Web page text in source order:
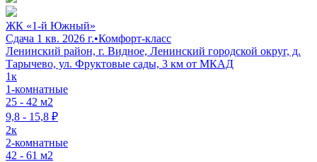
ЖК «1-й Южный»
Сдача 1 кв. 2026 г.•Комфорт-класс
Ленинский район, г. Видное, Ленинский городской округ, д.
Тарычево, ул. Фруктовые сады, 3 км от МКАД
1к
1-комнатные
25 - 42 м2
9,8 - 15,8 ₽
2к
2-комнатные
42 - 61 м2